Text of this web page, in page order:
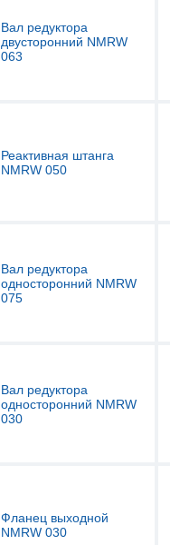
Вал редуктора
двусторонний NMRW
063
Реактивная штанга
NMRW 050
Вал редуктора
односторонний NMRW
075
Вал редуктора
односторонний NMRW
030
Фланец выходной
NMRW 030